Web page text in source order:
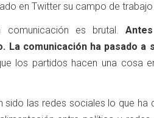
en Twitter su campo de trabajo
comunicación es brutal.
La comunicación ha pasado a
los partidos hacen una cosa
sido las redes sociales lo que